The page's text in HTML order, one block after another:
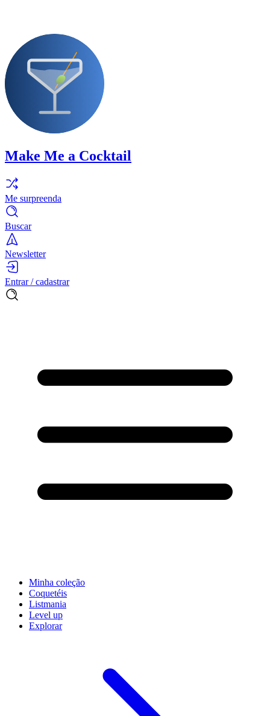
Make Me a Cocktail
Me surpreenda
Buscar
Newsletter
Entrar / cadastrar
Minha coleção
Coquetéis
Listmania
Level up
Explorar